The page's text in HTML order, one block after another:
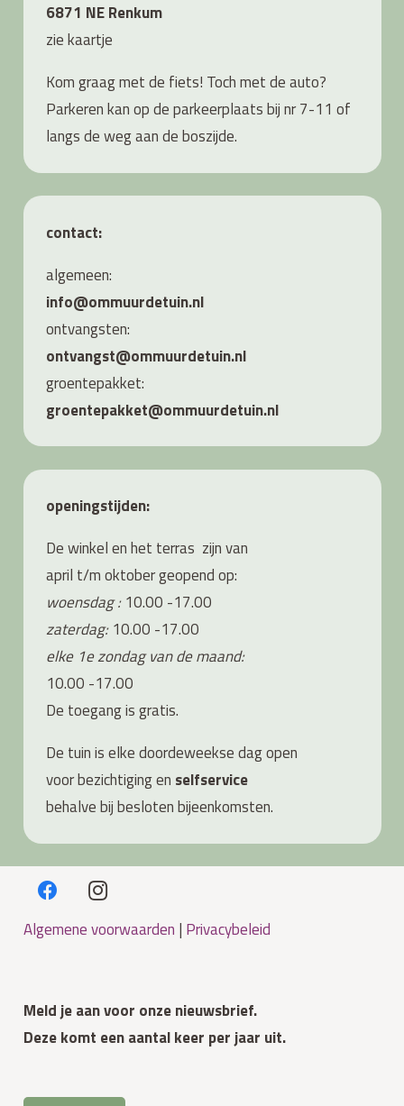
6871 NE Renkum
ziekaartje
Kom graag met de fiets! Toch met de auto?
Parkeren kan op de parkeerplaats bij nr 7-11 of
langs de weg aan de boszijde.
contact:
algemeen:
info@ommuurdetuin.nl
ontvangsten:
ontvangst@ommuurdetuin.nl
groentepakket:
groentepakket@ommuurdetuin.nl
openingstijden:
De winkel en het terras zijn van
april t/m oktober geopend op:
woensdag :10.00 -17.00
zaterdag: 10.00 -17.00
elke 1e zondag van de maand:
10.00 -17.00
De toegang is gratis.
De tuin is elke doordeweekse dag open
voor bezichtiging en selfservice
behalve bij besloten bijeenkomsten.
Algemene voorwaarden | Privacybeleid
Meld je aan voor onze nieuwsbrief.
Deze komt een aantal keer per jaar uit.